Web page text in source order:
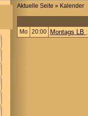
Aktuelle Seite » Kalender
Mo
20:00 Montags LB ;